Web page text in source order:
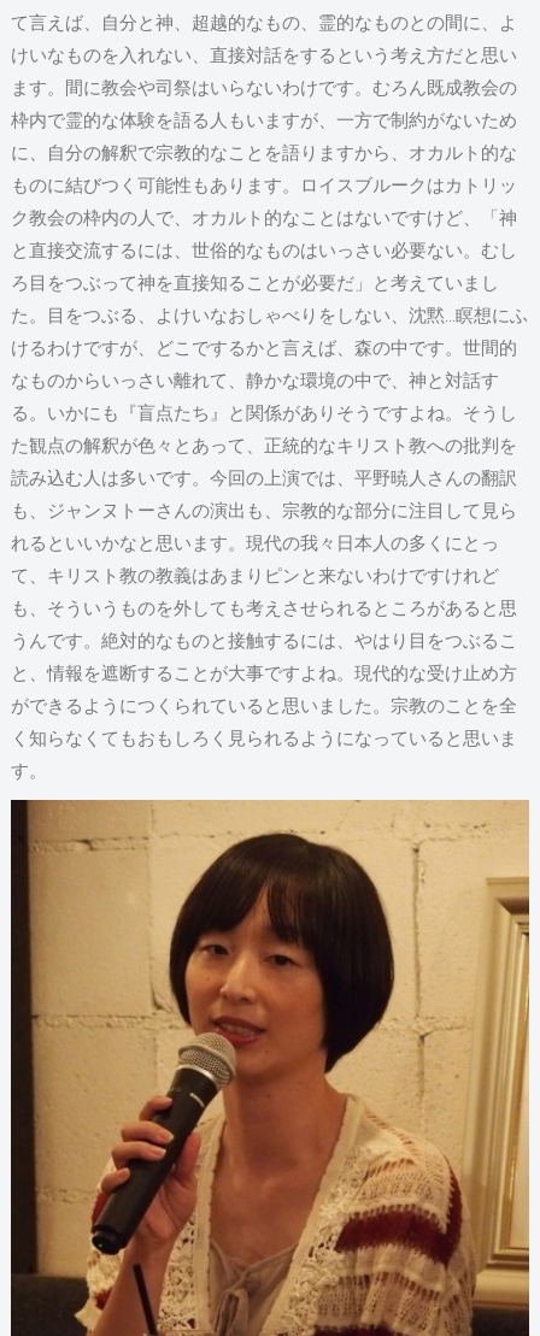
て言えば、自分と神、超越的なもの、霊的なものとの間に、よ
けいなものを入れない、直接対話をするという考え方だと思い
ます。間に教会や司祭はいらないわけです。むろん既成教会の
枠内で霊的な体験を語る人もいますが、一方で制約がないため
に、自分の解釈で宗教的なことを語りますから、オカルト的な
ものに結びつく可能性もあります。ロイスブルークはカトリッ
ク教会の枠内の人で、オカルト的なことはないですけど、「神
と直接交流するには、世俗的なものはいっさい必要ない。むし
ろ目をつぶって神を直接知ることが必要だ」と考えていまし
た。目をつぶる、よけいなおしゃべりをしない、沈黙…瞑想にふ
けるわけですが、どこでするかと言えば、森の中です。世間的
なものからいっさい離れて、静かな環境の中で、神と対話す
る。いかにも『盲点たち』と関係がありそうですよね。そうし
た観点の解釈が色々とあって、正統的なキリスト教への批判を
読み込む人は多いです。今回の上演では、平野暁人さんの翻訳
も、ジャンヌトーさんの演出も、宗教的な部分に注目して見ら
れるといいかなと思います。現代の我々日本人の多くにとっ
て、キリスト教の教義はあまりピンと来ないわけですけれど
も、そういうものを外しても考えさせられるところがあると思
うんです。絶対的なものと接触するには、やはり目をつぶるこ
と、情報を遮断することが大事ですよね。現代的な受け止め方
ができるようにつくられていると思いました。宗教のことを全
く知らなくてもおもしろく見られるようになっていると思いま
す。